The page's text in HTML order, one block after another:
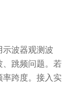
波器观测波
、跳频问题。若
跨度。接入实